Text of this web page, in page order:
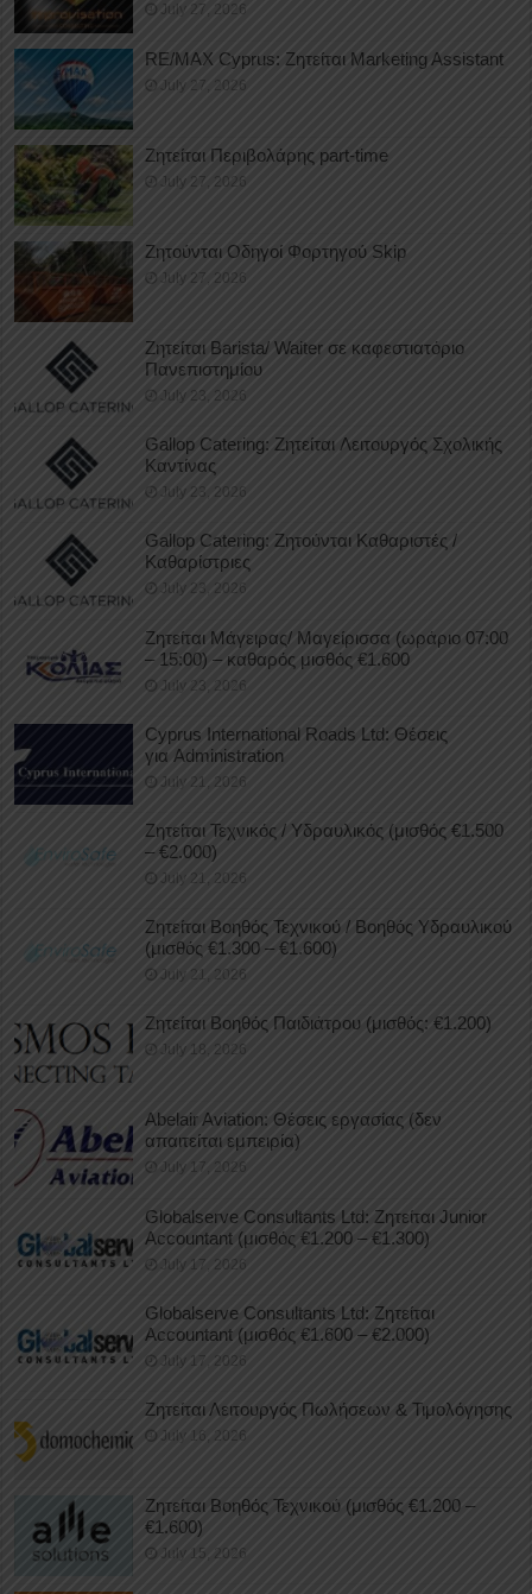
July 27, 2026
RE/MAX Cyprus: Ζητείται Marketing Assistant
July 27, 2026
Ζητείται Περιβολάρης part-time
July 27, 2026
Ζητούνται Οδηγοί Φορτηγού Skip
July 27, 2026
Ζητείται Barista/ Waiter σε καφεστιατόριο
Πανεπιστημίου
July 23, 2026
Gallop Catering: Ζητείται Λειτουργός Σχολικής
Καντίνας
July 23, 2026
Gallop Catering: Ζητούνται Καθαριστές /
Καθαρίστριες
July 23, 2026
Ζητείται Μάγειρας/ Μαγείρισσα (ωράριο 07:00
– 15:00) – καθαρός μισθός €1.600
July 23, 2026
Cyprus International Roads Ltd: Θέσεις
για Administration
July 21, 2026
Ζητείται Τεχνικός / Υδραυλικός (μισθός €1.500
– €2.000)
July 21, 2026
Ζητείται Βοηθός Τεχνικού / Βοηθός Υδραυλικού
(μισθός €1.300 – €1.600)
July 21, 2026
Ζητείται Βοηθός Παιδιάτρου (μισθός: €1.200)
July 18, 2026
Abelair Aviation: Θέσεις εργασίας (δεν
απαιτείται εμπειρία)
July 17, 2026
Globalserve Consultants Ltd: Ζητείται Junior
Accountant (μισθός €1.200 – €1.300)
July 17, 2026
Globalserve Consultants Ltd: Ζητείται
Accountant (μισθός €1.600 – €2.000)
July 17, 2026
Ζητείται Λειτουργός Πωλήσεων & Τιμολόγησης
July 16, 2026
Ζητείται Βοηθός Τεχνικού (μισθός €1.200 –
€1.600)
July 15, 2026